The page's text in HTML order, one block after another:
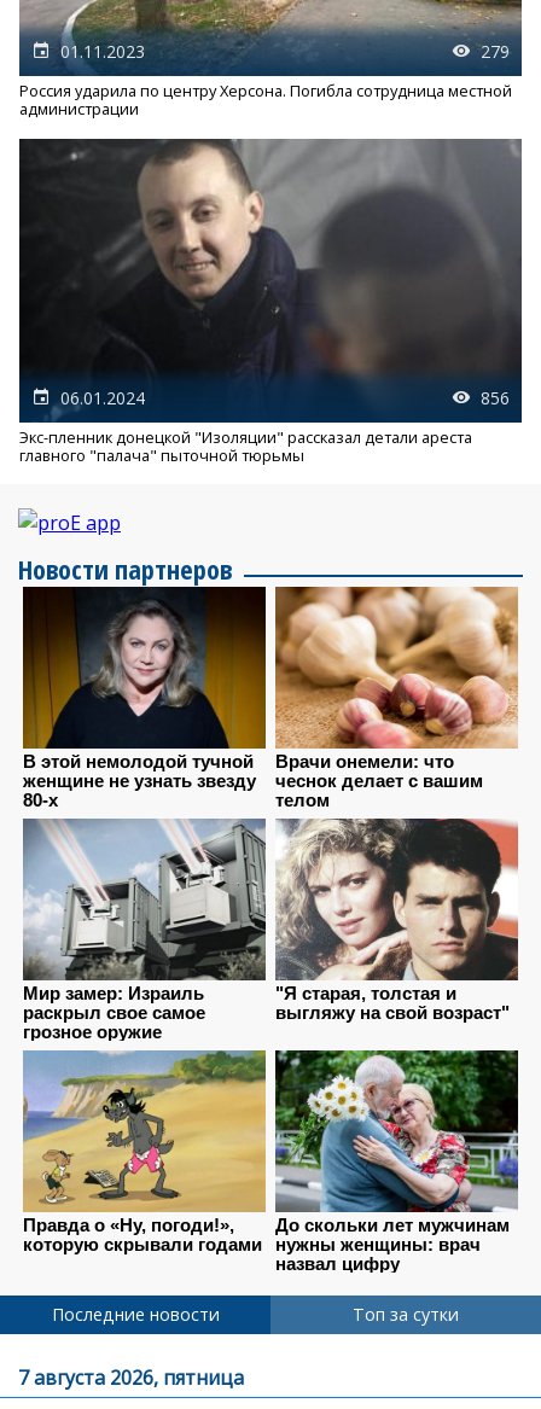
01.11.2023 279
Россия ударила по центру Херсона. Погибла сотрудница местной
администрации
06.01.2024 856
Экс-пленник донецкой "Изоляции" рассказал детали ареста
главного "палача" пыточной тюрьмы
Новости партнеров
Последние новости Топ за сутки
7 августа 2026, пятница